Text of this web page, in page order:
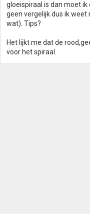
gloeispiraal is dan moet
geen vergelijk dus ik
wat). Tips?
Het lijkt me dat de
voor het spiraal.